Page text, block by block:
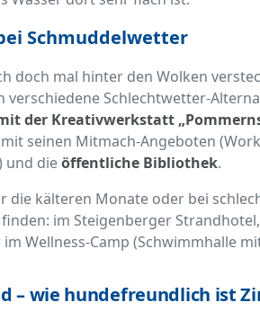
Schmuddelwetter
doch mal hinter den Wolken
verschiedene Schlechtwetter-
der Kreativwerkstatt
mit seinen Mitmach-Angeboten
und dieöffentliche Bibliothek.
die kälteren Monate oder bei
im Steigenberger
Wellness-Camp (Schwimmhalle
– wie hundefreundlich ist